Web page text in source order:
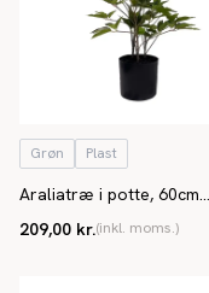
Grøn Plast
Araliatræ i potte, 60cm,
209,00 kr.(inkl. moms.)